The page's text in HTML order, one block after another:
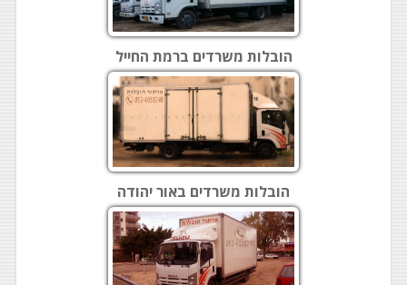
הובלות משרדים ברמת החייל
הובלות משרדים באור יהודה